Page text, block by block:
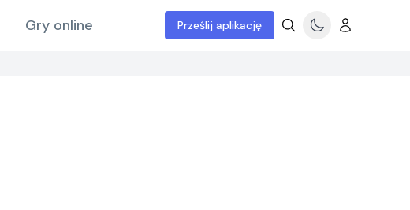
Gry online Prześlij aplikację